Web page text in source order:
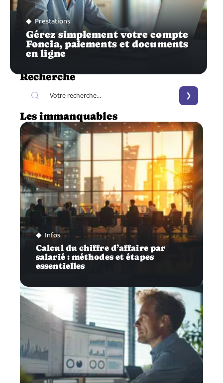
Prestations
Gérez simplement votre compte
Foncia, paiements et documents
en ligne
Recherche
Les immanquables
Infos
Calcul du chiffre d’affaire par
salarié : méthodes et étapes
essentielles